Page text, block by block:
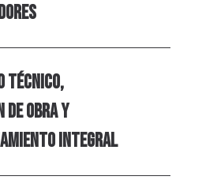
técnico,
de obra y
integral